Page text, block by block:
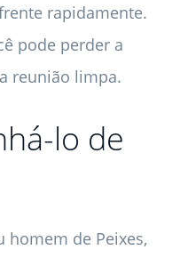
rapidamente.
pode perder a
reunião limpa.
lo de
homem de Peixes,